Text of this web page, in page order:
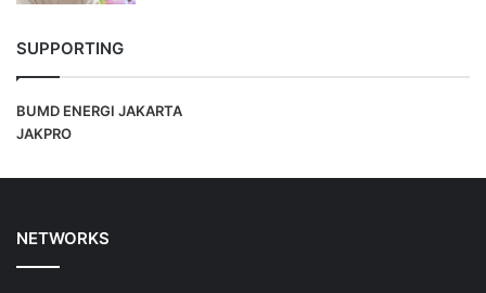
SUPPORTING
BUMD ENERGI JAKARTA
JAKPRO
NETWORKS